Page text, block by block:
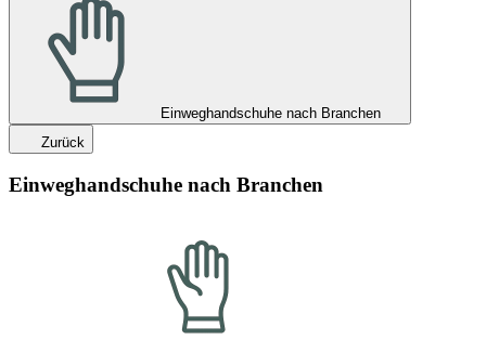
Einweghandschuhe nach Branchen
Zurück
Einweghandschuhe nach Branchen